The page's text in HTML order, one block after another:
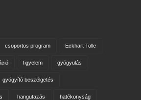
csoportos program Eckhart Tolle
figyelem gyógyulás
gyógyító beszélgetés
hangutazás hatékonyság